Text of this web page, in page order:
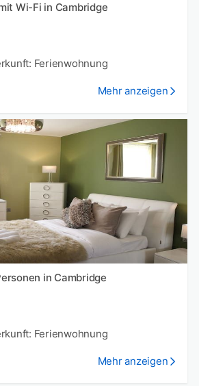
Wi-Fi in Cambridge
Ferienwohnung
Mehr anzeigen
in Cambridge
Ferienwohnung
Mehr anzeigen